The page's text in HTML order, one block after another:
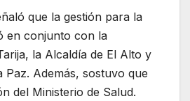
que la gestión para la
en conjunto con la
la Alcaldía de El Alto y
Paz. Además, sostuvo que
del Ministerio de Salud.